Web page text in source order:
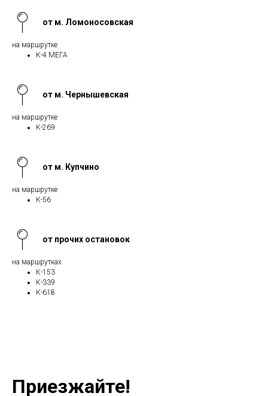
от м. Ломоносовская
на маршрутке
К-4 МЕГА
от м. Чернышевская
на маршрутке
К-269
от м. Купчино
на маршрутке
К-56
от прочих остановок
на маршрутках
К-153
К-339
К-618
Приезжайте!